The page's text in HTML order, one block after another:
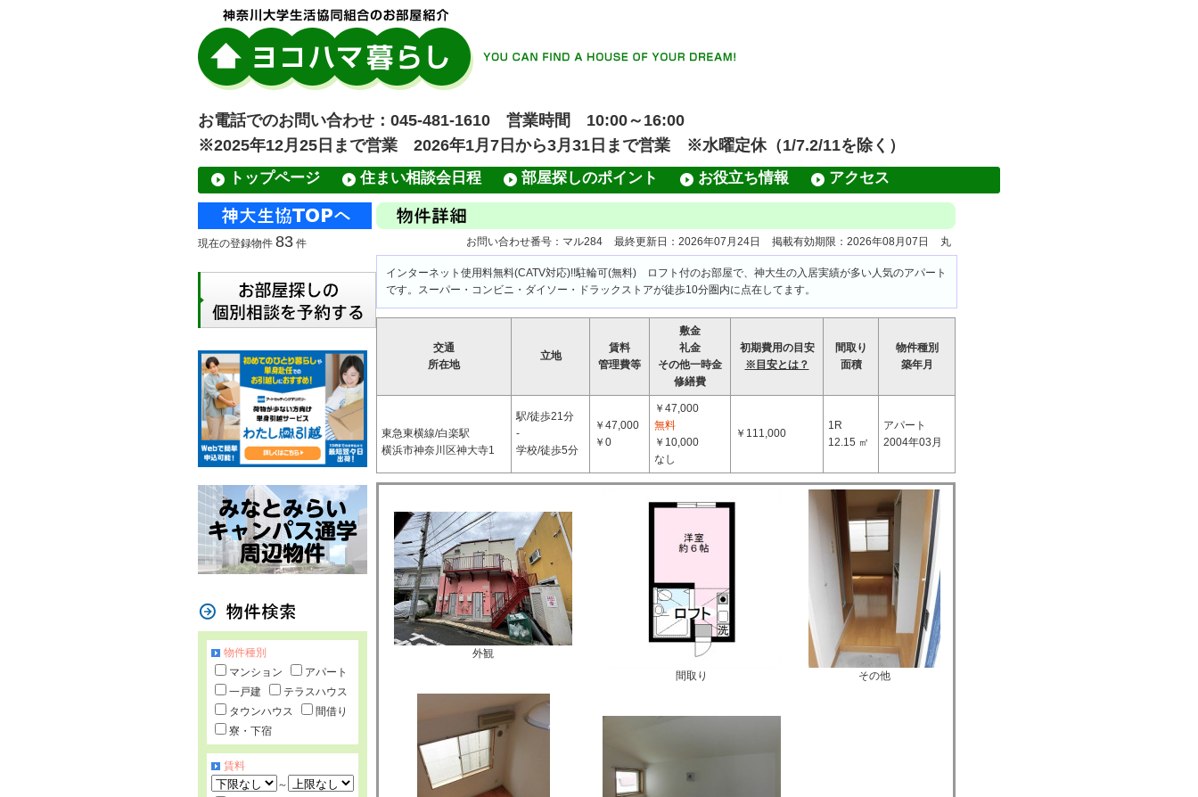
お電話でのお問い合わせ：045-481-1610 営業時間 10:00～16:00
※2025年12月25日まで営業 2026年1月7日から3月31日まで営業 ※水曜定休（1/7.2/11を除く）
トップページ 住まい相談会日程 部屋探しのポイント お役立ち情報 アクセス
お問い合わせ番号：マル284 最終更新日：2026年07月24日 掲載有効期限：2026年08月07日 丸
インターネット使用料無料(CATV対応)!!駐輪可(無料) ロフト付のお部屋で、神大生の入居実績が多い人気のアパート
です。スーパー・コンビニ・ダイソー・ドラックストアが徒歩10分圏内に点在してます。
交通
所在地
立地
賃料
管理費等
敷金
礼金
その他一時金
修繕費
初期費用の目安
※目安とは？
間取り
面積
物件種別
築年月
東急東横線/白楽駅
横浜市神奈川区神大寺1
駅/徒歩21分
-
学校/徒歩5分
￥47,000
￥0
￥47,000
無料
￥10,000
なし
￥111,000
1R
12.15 ㎡
アパート
2004年03月
外観
間取り
その他
現在の登録物件 83 件
物件種別
マンション
アパート
一戸建
テラスハウス
タウンハウス
間借り
寮・下宿
賃料
～